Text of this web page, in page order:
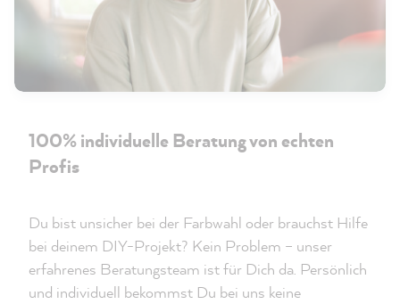
100% individuelle Beratung von echten
Profis
Du bist unsicher bei der Farbwahl oder brauchst Hilfe
bei deinem DIY-Projekt? Kein Problem – unser
erfahrenes Beratungsteam ist für Dich da. Persönlich
und individuell bekommst Du bei uns keine